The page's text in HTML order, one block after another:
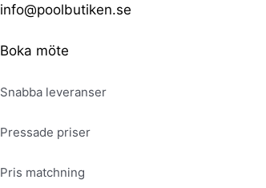
Hoppa
innehåll
info@poolbutiken.se
Boka möte
Snabba leveranser
Pressade priser
Pris matchning
Produktsökning
Produktsökning
Produktsökning